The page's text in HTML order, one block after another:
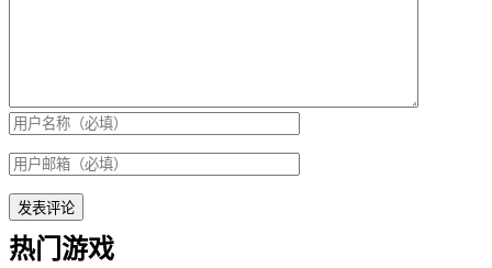
热门游戏